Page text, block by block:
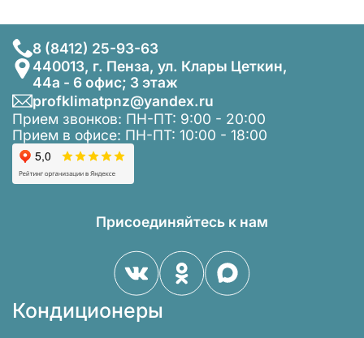
8 (8412) 25-93-63
440013, г. Пенза, ул. Клары Цеткин,
44а - 6 офис; 3 этаж
profklimatpnz@yandex.ru
Прием звонков: ПН-ПТ: 9:00 - 20:00
Прием в офисе: ПН-ПТ: 10:00 - 18:00
Присоединяйтесь к нам
Кондиционеры